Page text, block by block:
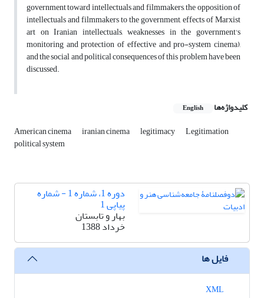
government toward intellectuals and filmmakers, the opposition of
intellectuals and filmmakers to the government, effects of Marxist
art on Iranian intellectuals, weaknesses in the government's
monitoring and protection of effective and pro-system cinema),
and the social and political consequences of this problem have been
discussed.
کلیدواژه‌ها English
American cinema iranian cinema legitimacy Legitimation
political system
دوره 1، شماره 1 - شماره
پیاپی 1
بهار و تابستان
خرداد 1388
فایل ها